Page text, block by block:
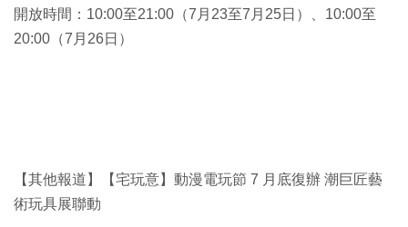
開放時間：10:00至21:00（7月23至7月25日）、10:00至
20:00（7月26日）
【其他報道】【宅玩意】動漫電玩節 7 月底復辦 潮巨匠藝
術玩具展聯動